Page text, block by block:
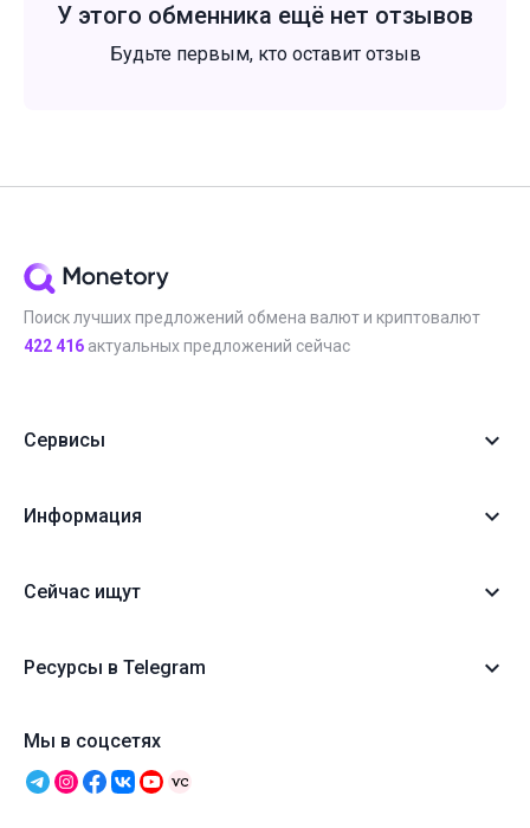
У этого обменника ещё нет отзывов
Будьте первым, кто оставит отзыв
Поиск лучших предложений обмена валют и криптовалют
422 416 актуальных предложений сейчас
Сервисы
Информация
Сейчас ищут
Ресурсы в Telegram
Мы в соцсетях